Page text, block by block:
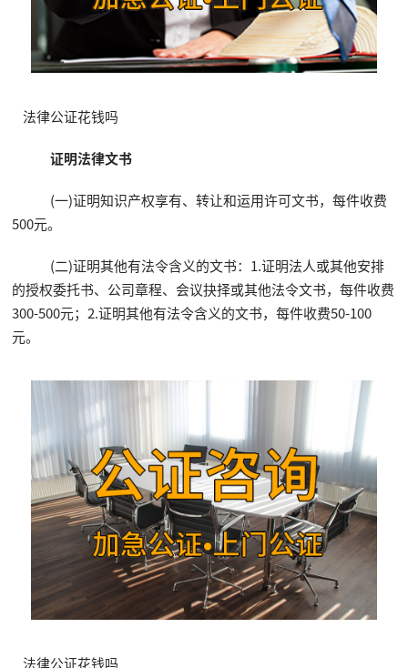
法律公证花钱吗
证明法律文书
(一)证明知识产权享有、转让和运用许可文书，每件收费
500元。
(二)证明其他有法令含义的文书：1.证明法人或其他安排
的授权委托书、公司章程、会议抉择或其他法令文书，每件收费
300-500元；2.证明其他有法令含义的文书，每件收费50-100
元。
法律公证花钱吗